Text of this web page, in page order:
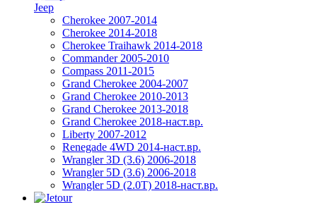
Jeep
Cherokee 2007-2014
Cherokee 2014-2018
Cherokee Traihawk 2014-2018
Commander 2005-2010
Compass 2011-2015
Grand Cherokee 2004-2007
Grand Cherokee 2010-2013
Grand Cherokee 2013-2018
Grand Cherokee 2018-наст.вр.
Liberty 2007-2012
Renegade 4WD 2014-наст.вр.
Wrangler 3D (3.6) 2006-2018
Wrangler 5D (3.6) 2006-2018
Wrangler 5D (2.0T) 2018-наст.вр.